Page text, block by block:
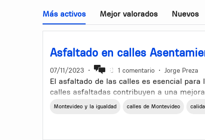
Más activos Mejor valorados Nuevos
Asfaltado en calles
07/11/2023 • 1 comentario • Jorge Preza
El asfaltado de las calles es esencial
calles asfaltadas contribuyen a una
desplazamiento de los vehículos, se
Montevideo y la igualdad calles de Montevideo